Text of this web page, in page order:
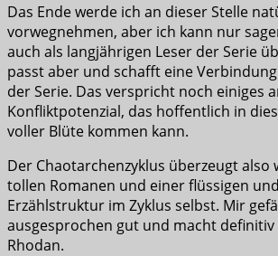
Das Ende werde ich an dieser Stelle
vorwegnehmen, aber ich kann nur
auch als langjährigen Leser der Serie
passt aber und schafft eine
der Serie. Das verspricht noch einiges
Konfliktpotenzial, das hoffentlich in
voller Blüte kommen kann.
Der Chaotarchenzyklus überzeugt
tollen Romanen und einer flüssigen
Erzählstruktur im Zyklus selbst. Mir
ausgesprochen gut und macht definitiv
Rhodan.